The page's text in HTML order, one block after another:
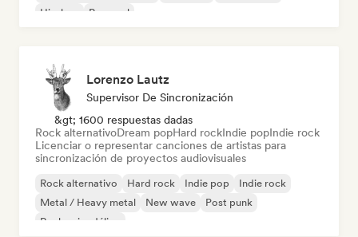
Hip-hop
Pop soul
Lorenzo Lautz
Supervisor De Sincronización
&gt; 1600 respuestas dadas
Rock alternativoDream popHard rockIndie popIndie rock
Licenciar o representar canciones de artistas para
sincronización de proyectos audiovisuales
Rock alternativo Hard rock Indie pop
Indie rock
Metal / Heavy metal
New wave
Post punk
Rock psicodélico